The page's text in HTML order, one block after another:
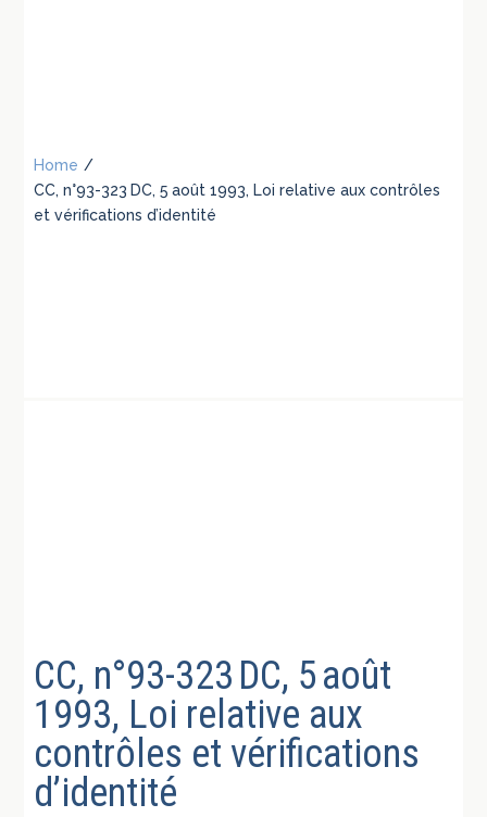
Home /
CC, n°93-323 DC, 5 août 1993, Loi relative aux contrôles
et vérifications d’identité
CC, n°93-323 DC, 5 août
1993, Loi relative aux
contrôles et vérifications
d’identité